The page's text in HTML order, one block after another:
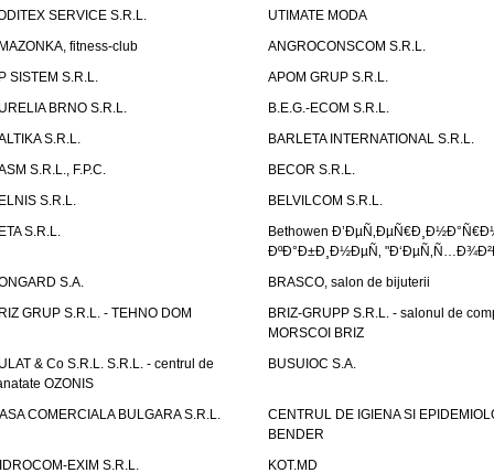
SERVICE S.R.L.
UTIMATE MODA
fitness-club
ANGROCONSCOM S.R.L.
SISTEM S.R.L.
APOM GRUP S.R.L.
BRNO S.R.L.
B.E.G.-ECOM S.R.L.
S.R.L.
BARLETA INTERNATIONAL S.R.L.
S.R.L., F.P.C.
BECOR S.R.L.
S.R.L.
BELVILCOM S.R.L.
S.R.L.
Bethowen
ÐºÐ°Ð±Ð¸Ð½ÐµÑ‚
S.A.
BRASCO, salon de bijuterii
GRUP S.R.L. - TEHNO DOM
BRIZ-GRUPP S.R.L. - salonul de
MORSCOI BRIZ
& Co S.R.L. S.R.L. - centrul de
OZONIS
BUSUIOC S.A.
COMERCIALA BULGARA S.R.L.
CENTRUL DE IGIENA SI
BENDER
EXIM S.R.L.
KOT.MD